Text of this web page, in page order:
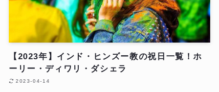
【2023年】インド・ヒンズー教の祝日一覧！ホ
ーリー・ディワリ・ダシェラ
2023-04-14